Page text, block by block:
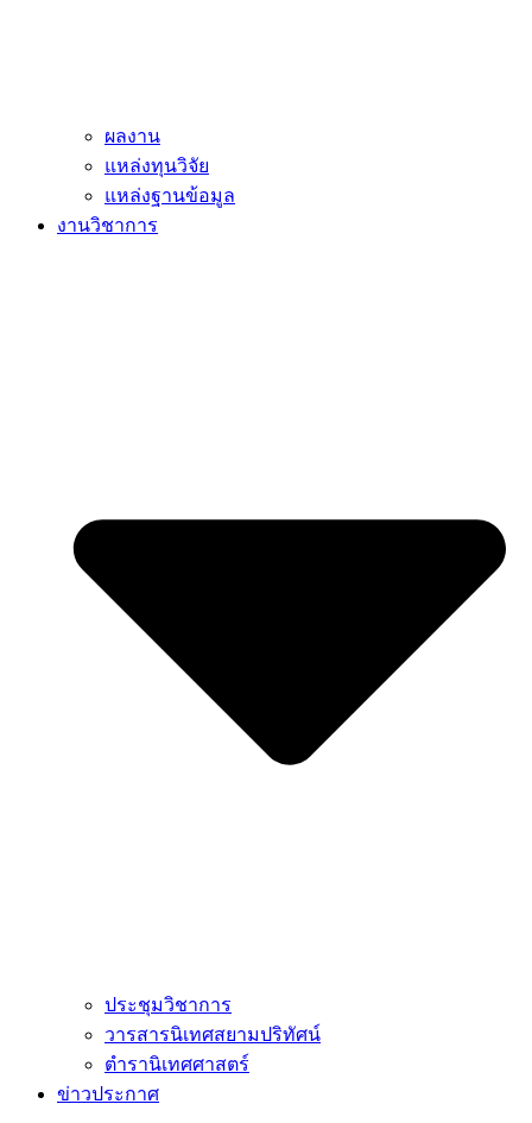
ผลงาน
แหล่งทุนวิจัย
แหล่งฐานข้อมูล
งานวิชาการ
ประชุมวิชาการ
วารสารนิเทศสยามปริทัศน์
ตำรานิเทศศาสตร์
ข่าวประกาศ